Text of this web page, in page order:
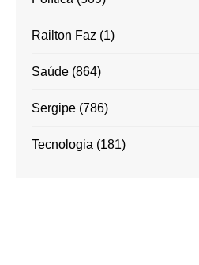
Railton Faz (1)
Saúde (864)
Sergipe (786)
Tecnologia (181)